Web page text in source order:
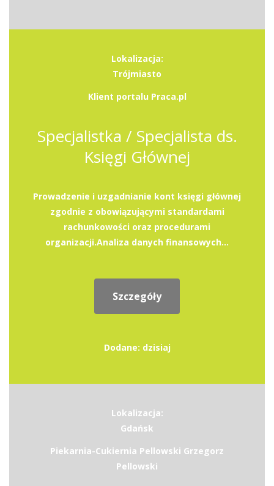
Lokalizacja:
Trójmiasto
Klient portalu Praca.pl
Specjalistka / Specjalista ds.
Księgi Głównej
Prowadzenie i uzgadnianie kont księgi głównej
zgodnie z obowiązującymi standardami
rachunkowości oraz procedurami
organizacji.Analiza danych finansowych...
Szczegóły
Dodane: dzisiaj
Lokalizacja:
Gdańsk
Piekarnia-Cukiernia Pellowski Grzegorz
Pellowski